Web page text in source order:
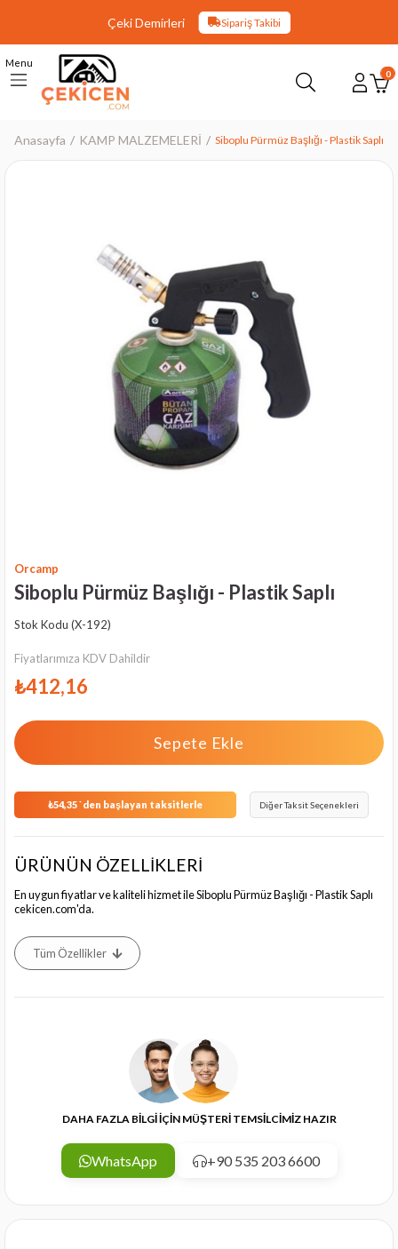
Çeki Demirleri Sipariş Takibi
Menu
0
Anasayfa KAMP MALZEMELERİ Siboplu Pürmüz Başlığı - Plastik Saplı
Orcamp
Siboplu Pürmüz Başlığı - Plastik Saplı
Stok Kodu (X-192)
Fiyatlarımıza KDV Dahildir
₺412,16
₺54,35`den başlayan taksitlerle Diğer Taksit Seçenekleri
ÜRÜNÜN ÖZELLİKLERİ
En uygun fiyatlar ve kaliteli hizmet ile Siboplu Pürmüz Başlığı - Plastik Saplı
cekicen.com'da.
Tüm Özellikler
DAHA FAZLA BİLGİ İÇİN MÜŞTERİ TEMSİLCİMİZ HAZIR
WhatsApp +90 535 203 6600